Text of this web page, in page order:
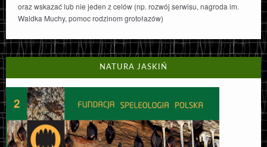
oraz wskazać lub nie jeden z celów (np. rozwój serwisu, nagroda im.
Waldka Muchy, pomoc rodzinom grotołazów)
NATURA JASKIŃ